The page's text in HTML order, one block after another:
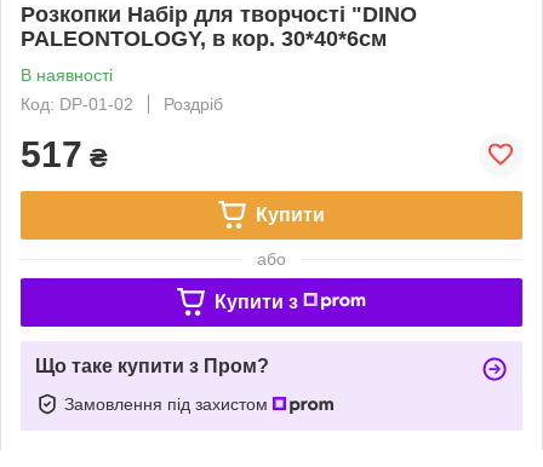
Розкопки Набір для творчості "DINO
PALEONTOLOGY, в кор. 30*40*6см
В наявності
Код: DP-01-02
Роздріб
517 ₴
Купити
або
Купити з
Що таке купити з Пром?
Замовлення під захистом